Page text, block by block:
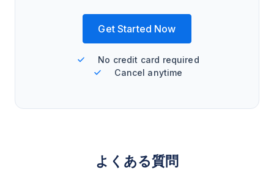
Get Started Now
No credit card required
Cancel anytime
よくある質問